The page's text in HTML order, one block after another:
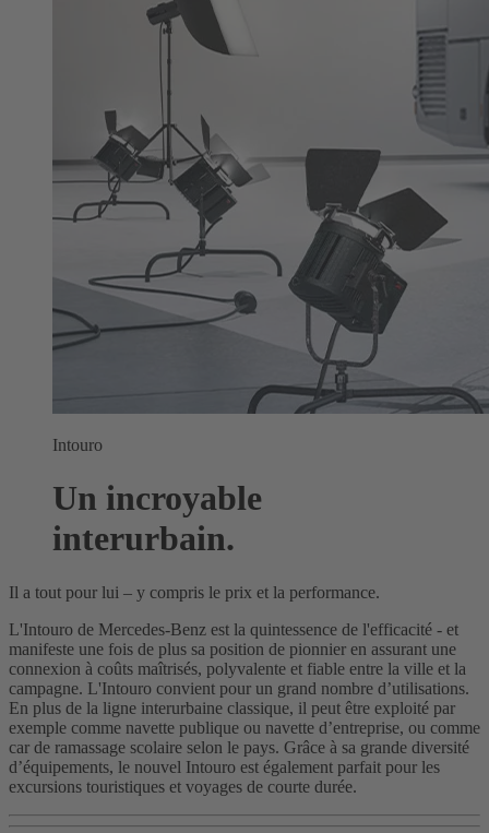
Intouro
Un incroyable
interurbain.
Il a tout pour lui – y compris le prix et la performance.
L'Intouro de Mercedes-Benz est la quintessence de l'efficacité - et
manifeste une fois de plus sa position de pionnier en assurant une
connexion à coûts maîtrisés, polyvalente et fiable entre la ville et la
campagne. L'Intouro convient pour un grand nombre d’utilisations.
En plus de la ligne interurbaine classique, il peut être exploité par
exemple comme navette publique ou navette d’entreprise, ou comme
car de ramassage scolaire selon le pays. Grâce à sa grande diversité
d’équipements, le nouvel Intouro est également parfait pour les
excursions touristiques et voyages de courte durée.